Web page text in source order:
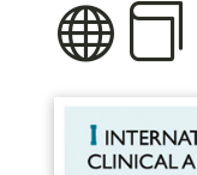
 